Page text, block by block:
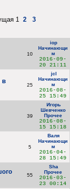
1 2
3
10
iop
Начинающи
м
2016-09-
20 21:11
в
25
jcl
Начинающи
м
2016-08-
25 15:49
39
Игорь
Шевченко
Прочее
2016-08-
15 15:18
5
Валя
Начинающи
м
2016-04-
28 15:49
55
Sha
Прочее
2016-03-
23 00:14